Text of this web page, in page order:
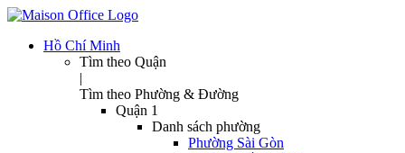
Hồ Chí Minh
Tìm theo Quận
|
Tìm theo Phường & Đường
Quận 1
Danh sách phường
Phường Sài Gòn